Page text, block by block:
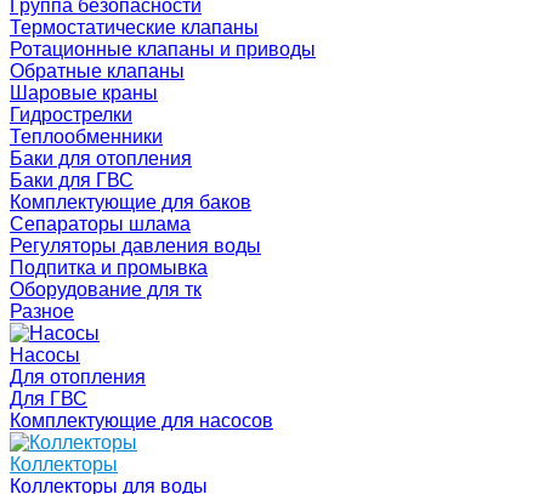
Группа безопасности
Термостатические клапаны
Ротационные клапаны и приводы
Обратные клапаны
Шаровые краны
Гидрострелки
Теплообменники
Баки для отопления
Баки для ГВС
Комплектующие для баков
Сепараторы шлама
Регуляторы давления воды
Подпитка и промывка
Оборудование для тк
Разное
Насосы
Для отопления
Для ГВС
Комплектующие для насосов
Коллекторы
Коллекторы для воды